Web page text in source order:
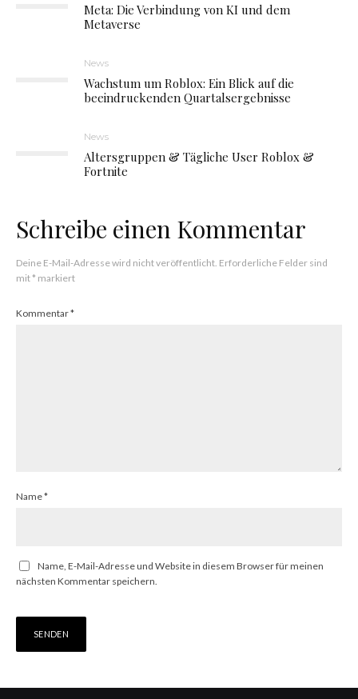
Meta: Die Verbindung von KI und dem
Metaverse
News
Wachstum um Roblox: Ein Blick auf die
beeindruckenden Quartalsergebnisse
News
Altersgruppen & Tägliche User Roblox &
Fortnite
Schreibe einen Kommentar
Deine E-Mail-Adresse wird nicht veröffentlicht. Erforderliche Felder sind
mit* markiert
Kommentar*
Name*
Name, E-Mail-Adresse und Website in diesem Browser für meinen
nächsten Kommentar speichern.